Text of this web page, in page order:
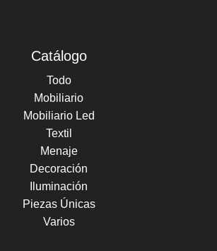
Catálogo
Todo
Mobiliario
Mobiliario Led
Textil
Menaje
Decoración
Iluminación
Piezas Únicas
Varios